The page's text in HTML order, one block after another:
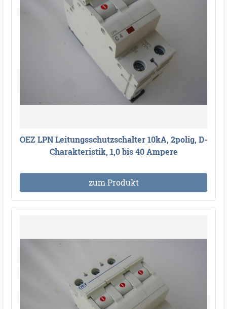
OEZ LPN Leitungsschutzschalter 10kA, 2polig, D-
Charakteristik, 1,0 bis 40 Ampere
zum Produkt